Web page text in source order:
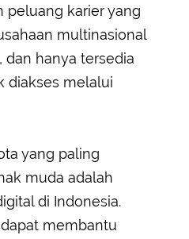
peluang karier yang
multinasional
dan hanya tersedia
diakses melalui
yang paling
muda adalah
di Indonesia.
membantu